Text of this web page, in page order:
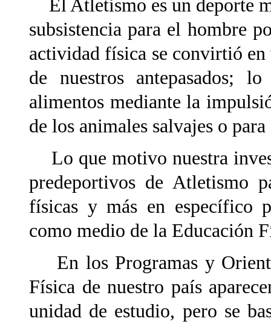
El Atletismo es un deporte
subsistencia para el hombre
actividad física se convirtió en
de nuestros antepasados;
alimentos mediante la
de los animales salvajes o
Lo que motivo nuestra
predeportivos de Atletismo
físicas y más en específico
como medio de la Educación
En los Programas y
Física de nuestro país
unidad de estudio, pero se